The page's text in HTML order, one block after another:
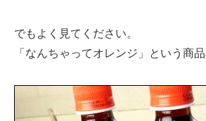
でもよく見てください。
「なんちゃってオレンジ」という商品